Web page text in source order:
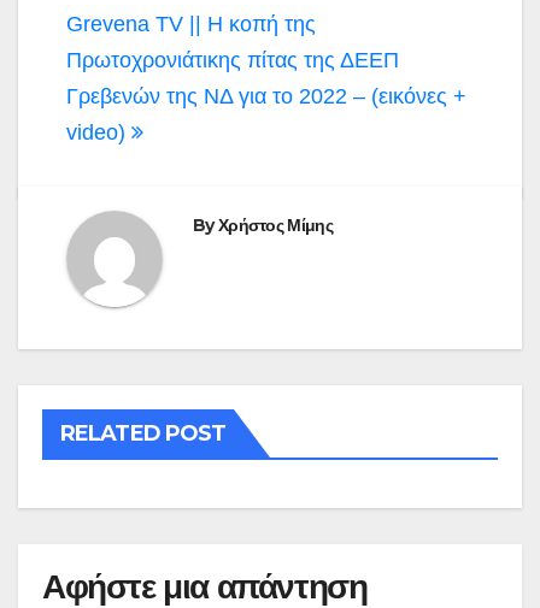
Πλοήγηση
άρθρων
Grevena TV || Η κοπή της
Πρωτοχρονιάτικης πίτας της ΔΕΕΠ
Γρεβενών της ΝΔ για το 2022 – (εικόνες +
video)
ByΧρήστος Μίμης
RELATED POST
Αφήστε μια απάντηση